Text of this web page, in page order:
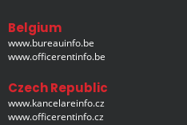
Belgium
www.bureauinfo.be
www.officerentinfo.be
Czech Republic
www.kancelareinfo.cz
www.officerentinfo.cz